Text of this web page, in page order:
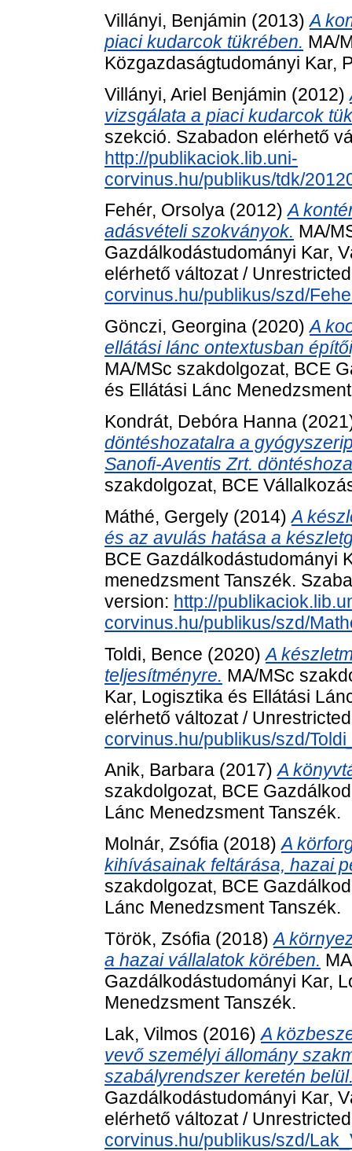
Villányi, Benjámin (2013)A
piaci kudarcok tükrében. MA/
Közgazdaságtudományi Kar,
Villányi, Ariel Benjámin (2012)
vizsgálata a piaci kudarcok
szekció. Szabadon elérhető
http://publikaciok.lib.uni-
corvinus.hu/publikus/tdk/
Fehér, Orsolya (2012)A
adásvételi szokványok. MA/
Gazdálkodástudományi Kar,
elérhető változat /
corvinus.hu/publikus/szd/
Gönczi, Georgina (2020)A
ellátási lánc ontextusban
MA/MSc szakdolgozat, BCE
és Ellátási Lánc
Kondrát, Debóra Hanna
döntéshozatalra a
Sanofi-Aventis Zrt.
szakdolgozat, BCE
Máthé, Gergely (2014)A
és az avulás hatása a
BCE Gazdálkodástudományi
menedzsment Tanszék.
version: http://
corvinus.hu/publikus/szd/
Toldi, Bence (2020)A
teljesítményre. MA/MSc
Kar, Logisztika és Ellátási
elérhető változat /
corvinus.hu/publikus/szd/
Anik, Barbara (2017)A
szakdolgozat, BCE
Lánc Menedzsment Tanszék.
Molnár, Zsófia (2018)A
kihívásainak feltárása, hazai
szakdolgozat, BCE
Lánc Menedzsment Tanszék.
Török, Zsófia (2018)A
a hazai vállalatok körében.
Gazdálkodástudományi Kar,
Menedzsment Tanszék.
Lak, Vilmos (2016)A
vevő személyi állomány
szabályrendszer keretén
Gazdálkodástudományi Kar,
elérhető változat /
corvinus.hu/publikus/szd/